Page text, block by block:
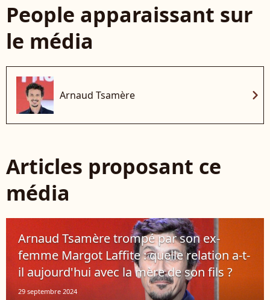
People apparaissant sur
le média
Arnaud Tsamère chevron_right
Articles proposant ce
média
Arnaud Tsamère trompé par son ex-
femme Margot Laffite : quelle relation a-t-
il aujourd'hui avec la mère de son fils ?
29 septembre 2024